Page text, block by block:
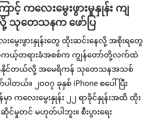
ာင့် ကလေးမွေးဖွားမှုနှုန်း ကျ
သုတေသနက ဖော်ပြ
းမွေးဖွားနှုန်းတွေ ထိုးဆင်းနေလို့ အစိုးရတွေ
ာ တကယ့်တရားခံအစစ်က ကျွန်တော်တို့လက်ထဲ
နေနိုင်တယ်လို့ အမေရိကန် သုတေသနအသစ်
ယ်။ ၂၀၀၇ ခုနှစ် iPhone စပေါ်ပြီး
ာ ကလေးမွေးနှုန်း ၂၂ ရာခိုင်နှုန်းအထိ ထိုး
မှုတင် မဟုတ်ပါဘူး။ စီးပွားရေး